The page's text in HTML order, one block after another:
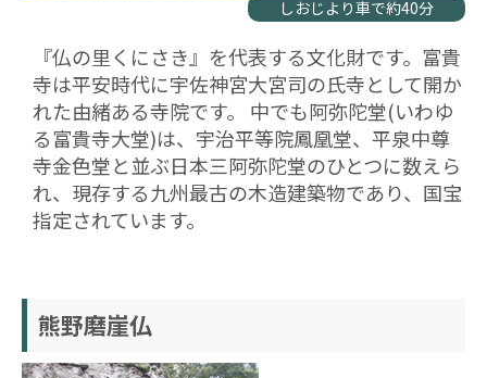
しおじより車で約40分
『仏の里くにさき』を代表する文化財です。富貴
寺は平安時代に宇佐神宮大宮司の氏寺として開か
れた由緒ある寺院です。 中でも阿弥陀堂(いわゆ
る富貴寺大堂)は、宇治平等院鳳凰堂、平泉中尊
寺金色堂と並ぶ日本三阿弥陀堂のひとつに数えら
れ、現存する九州最古の木造建築物であり、国宝
指定されています。
熊野磨崖仏